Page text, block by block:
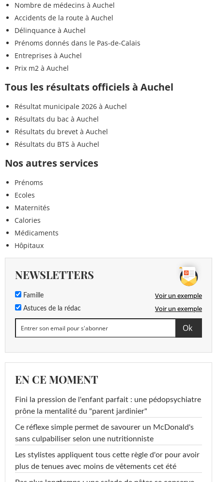
Nombre de médecins à Auchel
Accidents de la route à Auchel
Délinquance à Auchel
Prénoms donnés dans le Pas-de-Calais
Entreprises à Auchel
Prix m2 à Auchel
Tous les résultats officiels à Auchel
Résultat municipale 2026 à Auchel
Résultats du bac à Auchel
Résultats du brevet à Auchel
Résultats du BTS à Auchel
Nos autres services
Prénoms
Ecoles
Maternités
Calories
Médicaments
Hôpitaux
NEWSLETTERS
Famille Voir un exemple
Astuces de la rédac Voir un exemple
EN CE MOMENT
Fini la pression de l'enfant parfait : une pédopsychiatre
prône la mentalité du "parent jardinier"
Ce réflexe simple permet de savourer un McDonald's
sans culpabiliser selon une nutritionniste
Les stylistes appliquent tous cette règle d'or pour avoir
plus de tenues avec moins de vêtements cet été